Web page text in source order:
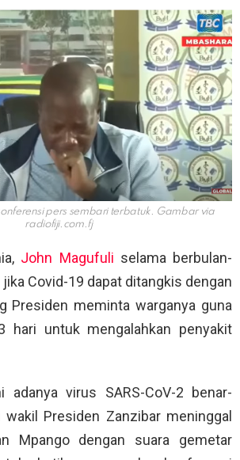
pers sembari terbatuk. Gambar via
radiofiji.com.fj
John Magufuli selama berbulan-
Covid-19 dapat ditangkis dengan
Presiden meminta warganya guna
hari untuk mengalahkan penyakit
adanya virus SARS-CoV-2 benar-
Presiden Zanzibar meninggal
Mpango dengan suara gemetar